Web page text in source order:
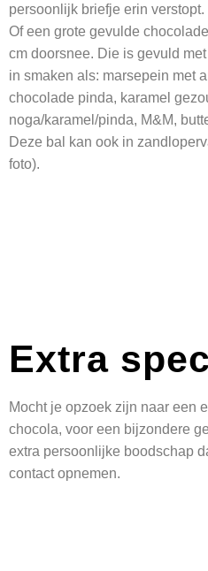
persoonlijk briefje erin verstopt.
Of een grote gevulde
cm doorsnee. Die is gevuld
in smaken als: marsepein met
chocolade pinda, karamel
noga/karamel/pinda, M&M,
Deze bal kan ook in
foto).
Extra
Mocht je opzoek zijn naar een
chocola, voor een bijzondere
extra persoonlijke boodschap
contact opnemen.